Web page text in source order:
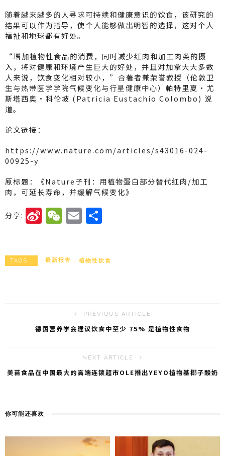
随着越来越多的人寻求可持续和健康意识的饮食，该研究的
结果可以作为指导，使个人能够做出明智的选择，这对个人
福祉和地球都有好处。
“增加植物性食品的消费，同时减少红肉和加工肉类的摄
入，将对健康和环境产生巨大的好处，并且对加拿大大多数
人来说，饮食变化相对较小，”合著者兼荣誉教授（伦敦卫
生与热带医学学院气候变化与行星健康中心）帕特里夏·尤
斯塔西奥·科伦坡 (Patricia Eustachio Colombo) 说
道。
论文链接：
https://www.nature.com/articles/s43016-024-
00925-y
原标题：《Nature子刊：用植物蛋白部分替代红肉/加工
肉，可延长寿命，并缓解气候变化》
分享: Si
W
W
h
E
l
TAGS : 最新报告 植物性饮食
PREVIOUS ARTICLE
德国营养学会建议饮食中至少 75% 是植物性食物
NEXT ARTICLE
美苗食品在中国最大的高端连锁超市OLE推出YEYO植物基椰子酸奶
你可能还喜欢